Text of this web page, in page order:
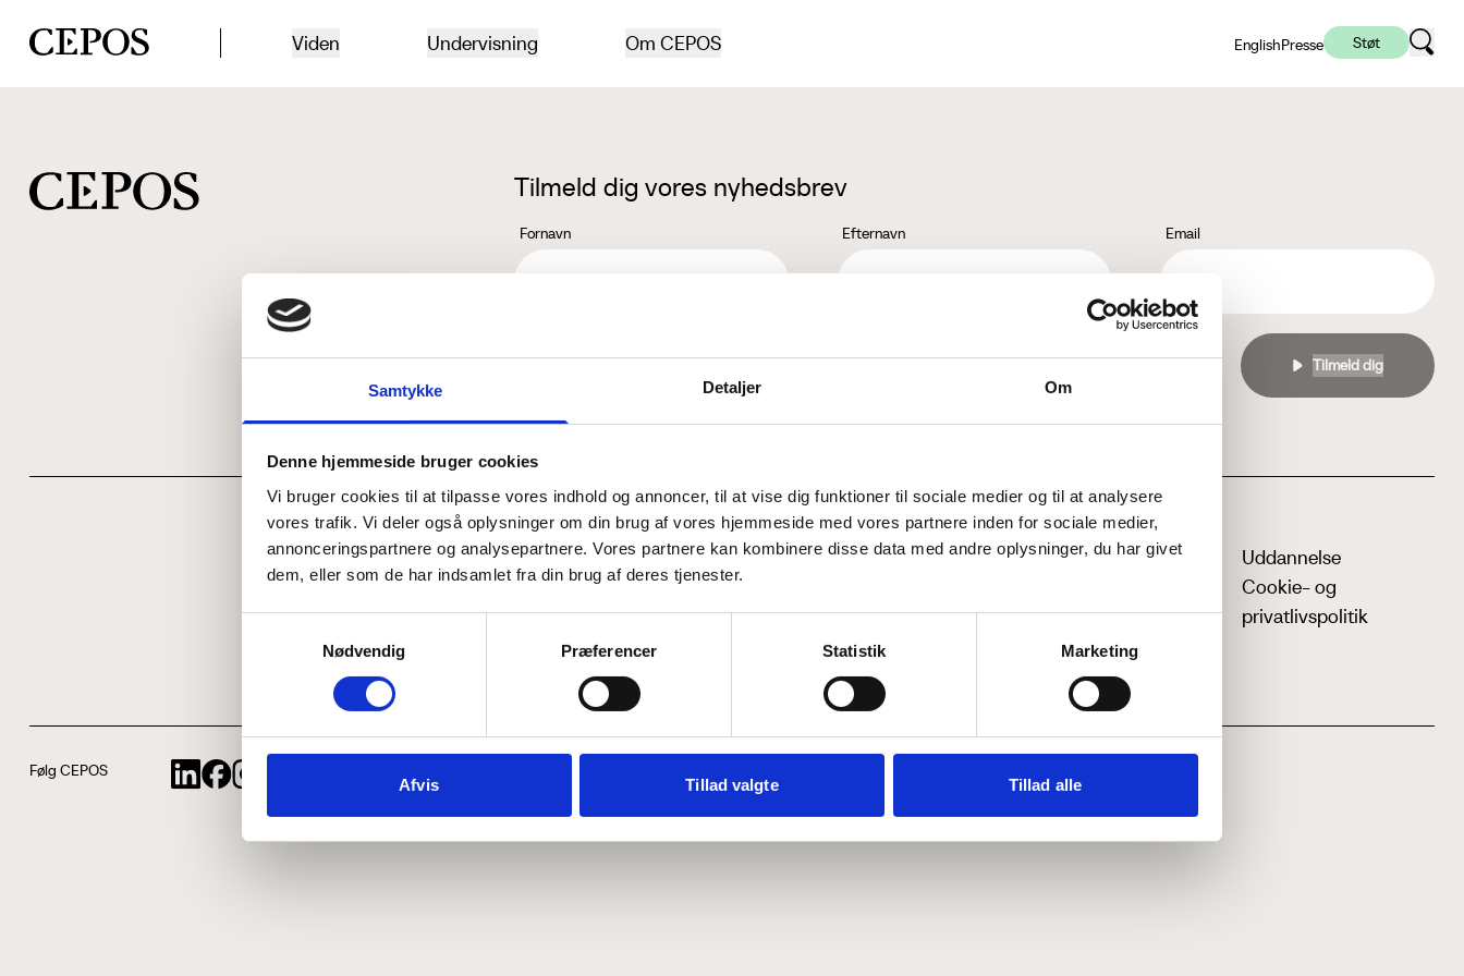
Samtykke Detaljer Om
Denne hjemmeside bruger cookies
Vi bruger cookies til at tilpasse vores indhold og annoncer, til at vise dig funktioner til sociale medier og til at analysere
vores trafik. Vi deler også oplysninger om din brug af vores hjemmeside med vores partnere inden for sociale medier,
annonceringspartnere og analysepartnere. Vores partnere kan kombinere disse data med andre oplysninger, du har givet
dem, eller som de har indsamlet fra din brug af deres tjenester.
Nødvendig
Præferencer Statistik Marketing
Afvis Tillad valgte Tillad alle
CEPOS logo Viden Undervisning Om CEPOS EnglishPresse Støt
Tilmeld dig vores nyhedsbrev
Fornavn Efternavn Email
Jeg accepterer behandlingen af mine personoplysninger i henhold tilprivatlivspolitikken
Hvem er CEPOS
Vores værdier
Medarbejdere
Kontakt
Analyser
ABCepos
Podcast
Uddannelse
Cookie- og
privatlivspolitik
Følg CEPOS